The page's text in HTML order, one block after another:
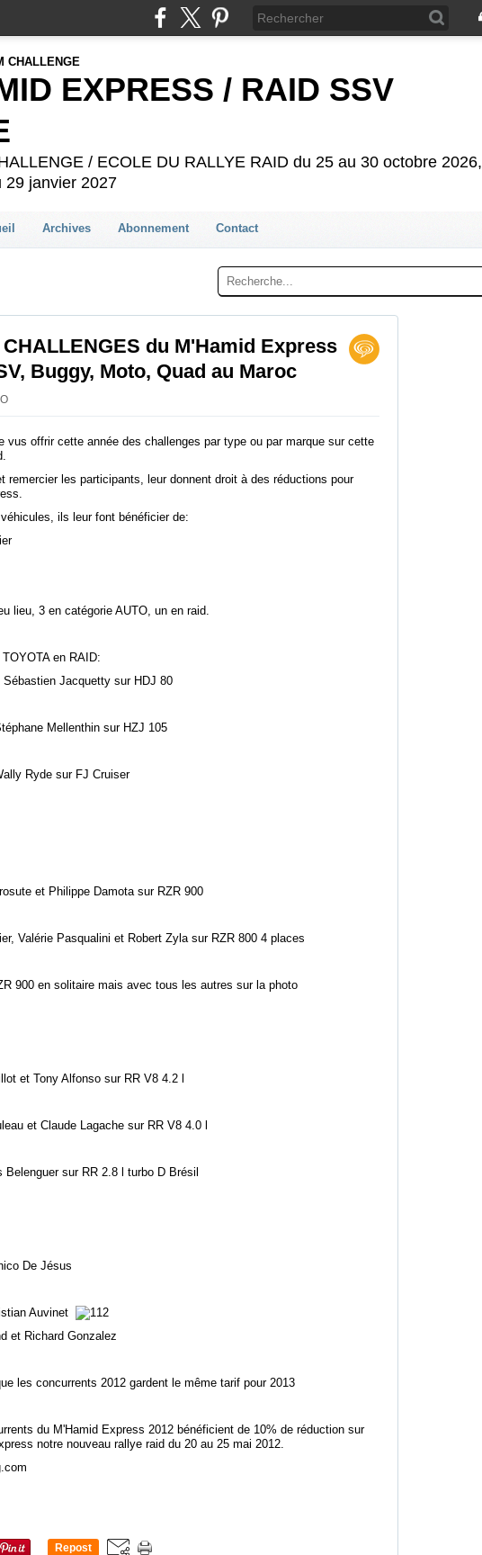
EXPRESS / RAID SSV
/ ECOLE DU RALLYE RAID du 25 au 30 octobre 2026,
29 janvier 2027
Archives Abonnement Contact
du M'Hamid Express
Buggy, Moto, Quad au Maroc
vus offrir cette année des challenges par type ou par marque sur cette
remercier les participants, leur donnent droit à des réductions pour
ils leur font bénéficier de:
lieu, 3 en catégorie AUTO, un en raid.
en RAID:
Jacquetty sur HDJ 80
Mellenthin sur HZJ 105
Ryde sur FJ Cruiser
et Philippe Damota sur RZR 900
Valérie Pasqualini et Robert Zyla sur RZR 800 4 places
900 en solitaire mais avec tous les autres sur la photo
et Tony Alfonso sur RR V8 4.2 l
et Claude Lagache sur RR V8 4.0 l
Belenguer sur RR 2.8 l turbo D Brésil
De Jésus
Auvinet
et Richard Gonzalez
les concurrents 2012 gardent le même tarif pour 2013
du M'Hamid Express 2012 bénéficient de 10% de réduction sur
notre nouveau rallye raid du 20 au 25 mai 2012.
Repost